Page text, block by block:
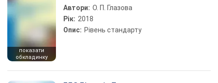
показати
обкладинку
Автори: О. П. Глазова
Рік: 2018
Опис: Рівень стандарту